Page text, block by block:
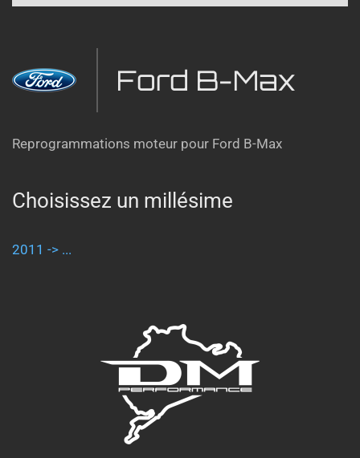
Ford B-Max
Reprogrammations moteur pour Ford B-Max
Choisissez un millésime
2011 -> ...